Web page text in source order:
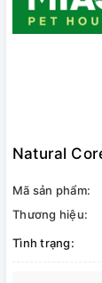
Natural
Mã sản phẩm:
Thương hiệu:
Tình trạng: